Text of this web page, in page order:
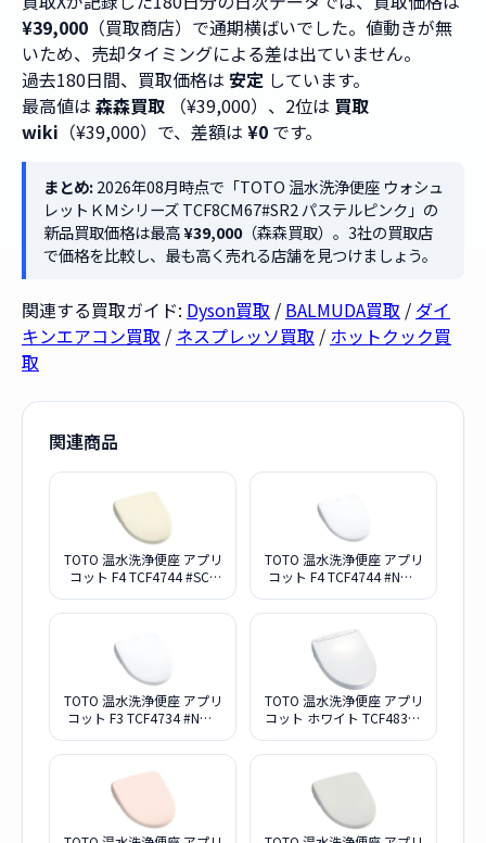
¥39,000 （買取商店）で通期横ばいでした。値動きが無
いため、売却タイミングによる差は出ていません。
過去180日間、買取価格は 安定 しています。
最高値は 森森買取 （¥39,000）、2位は 買取
wiki （¥39,000）で、差額は ¥0 です。
まとめ:2026年08月時点で「TOTO 温水洗浄便座 ウォシュ
レットＫＭシリーズ TCF8CM67#SR2 パステルピンク」の
新品買取価格は最高¥39,000（森森買取）。3社の買取店
で価格を比較し、最も高く売れる店舗を見つけましょう。
関連する買取ガイド: Dyson買取 / BALMUDA買取 / ダイ
キンエアコン買取 / ネスプレッソ買取 / ホットクック買
取
関連商品
TOTO 温水洗浄便座 アプリ
コット F4 TCF4744 #SC1
TOTO 温水洗浄便座 アプリ
コット F4 TCF4744 #NW1
TOTO 温水洗浄便座 アプリ
コット F3 TCF4734 #NW1
TOTO 温水洗浄便座 アプリ
コット ホワイト TCF4833S